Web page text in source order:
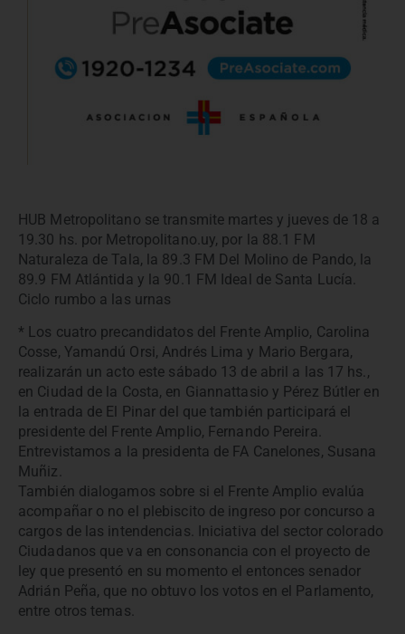
HUB Metropolitano se transmite martes y jueves de 18 a
19.30 hs. por Metropolitano.uy, por la 88.1 FM
Naturaleza de Tala, la 89.3 FM Del Molino de Pando, la
89.9 FM Atlántida y la 90.1 FM Ideal de Santa Lucía.
Ciclo rumbo a las urnas
* Los cuatro precandidatos del Frente Amplio, Carolina
Cosse, Yamandú Orsi, Andrés Lima y Mario Bergara,
realizarán un acto este sábado 13 de abril a las 17 hs.,
en Ciudad de la Costa, en Giannattasio y Pérez Bútler en
la entrada de El Pinar del que también participará el
presidente del Frente Amplio, Fernando Pereira.
Entrevistamos a la presidenta de FA Canelones, Susana
Muñiz.
También dialogamos sobre si el Frente Amplio evalúa
acompañar o no el plebiscito de ingreso por concurso a
cargos de las intendencias. Iniciativa del sector colorado
Ciudadanos que va en consonancia con el proyecto de
ley que presentó en su momento el entonces senador
Adrián Peña, que no obtuvo los votos en el Parlamento,
entre otros temas.